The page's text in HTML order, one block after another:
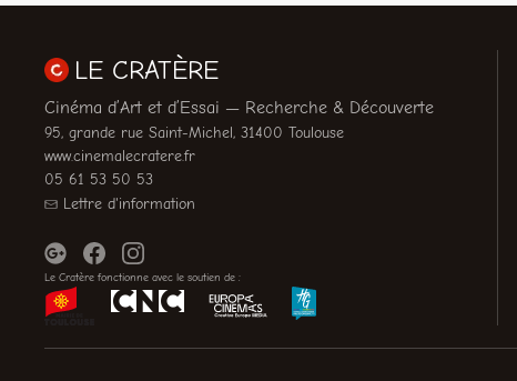
LE CRATÈRE
Cinéma d’Art et d’Essai — Recherche & Découverte
95, grande rue Saint-Michel, 31400 Toulouse
www.cinemalecratere.fr
05 61 53 50 53
Lettre d'information
Le Cratère fonctionne avec le soutien de :